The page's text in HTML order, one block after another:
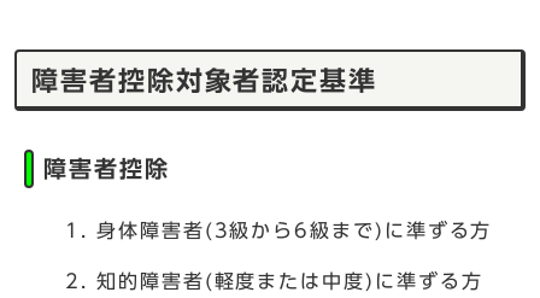
障害者控除対象者認定基準
障害者控除
身体障害者(3級から6級まで)に準ずる方
知的障害者(軽度または中度)に準ずる方